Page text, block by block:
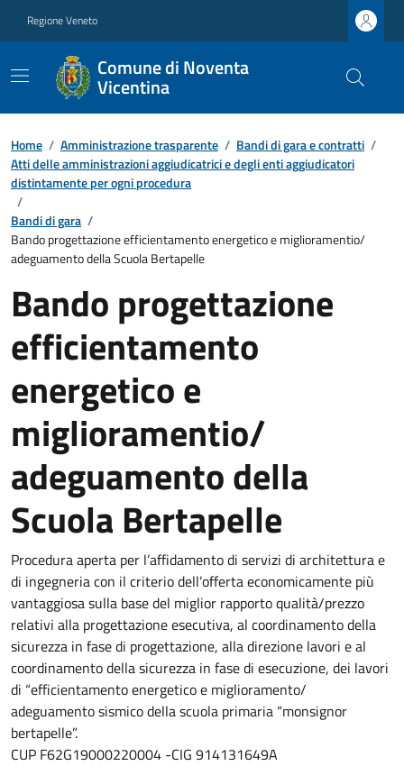
Regione Veneto
Comune di Noventa
Vicentina
Home / Amministrazione trasparente / Bandi di gara e contratti /
Atti delle amministrazioni aggiudicatrici e degli enti aggiudicatori
distintamente per ogni procedura
/
Bandi di gara /
Bando progettazione efficientamento energetico e miglioramentio/
adeguamento della Scuola Bertapelle
Bando progettazione
efficientamento
energetico e
miglioramentio/
adeguamento della
Scuola Bertapelle
Procedura aperta per l’affidamento di servizi di architettura e
di ingegneria con il criterio dell’offerta economicamente più
vantaggiosa sulla base del miglior rapporto qualità/prezzo
relativi alla progettazione esecutiva, al coordinamento della
sicurezza in fase di progettazione, alla direzione lavori e al
coordinamento della sicurezza in fase di esecuzione, dei lavori
di “efficientamento energetico e miglioramento/
adeguamento sismico della scuola primaria “monsignor
bertapelle”.
CUP F62G19000220004 -CIG 914131649A